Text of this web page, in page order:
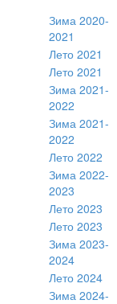
Зима 2020-
2021
Лето 2021
Лето 2021
Зима 2021-
2022
Зима 2021-
2022
Лето 2022
Зима 2022-
2023
Лето 2023
Лето 2023
Зима 2023-
2024
Лето 2024
Зима 2024-